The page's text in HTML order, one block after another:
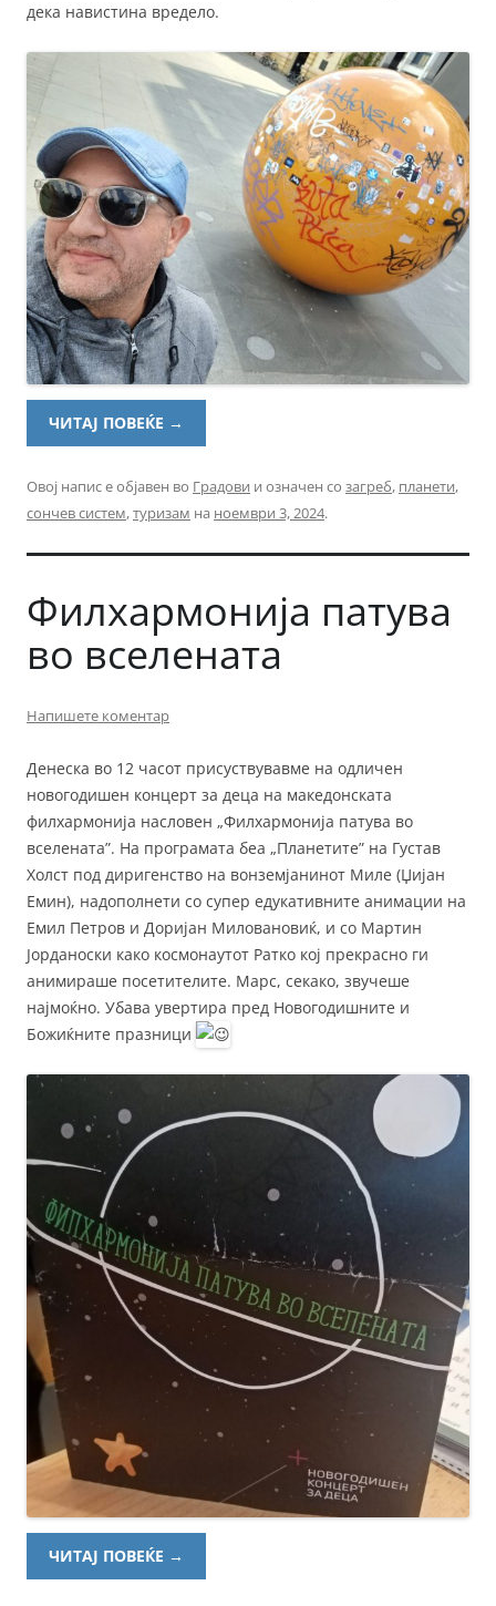
дека навистина вредело.
ЧИТАЈ ПОВЕЌЕ →
Овој напис е објавен во Градови и означен со загреб, планети,
сончев систем,туризам на ноември 3, 2024.
Филхармонија патува
во вселената
Напишете коментар
Денеска во 12 часот присуствувавме на одличен
новогодишен концерт за деца на македонската
филхармонија насловен „Филхармонија патува во
вселената”. На програмата беа „Планетите” на Густав
Холст под диригенство на вонземјанинот Миле (Џијан
Емин), надополнети со супер едукативните анимации на
Емил Петров и Доријан Миловановиќ, и со Мартин
Јорданоски како космонаутот Ратко кој прекрасно ги
анимираше посетителите. Марс, секако, звучеше
најмоќно. Убава увертира пред Новогодишните и
Божиќните празници
ЧИТАЈ ПОВЕЌЕ →